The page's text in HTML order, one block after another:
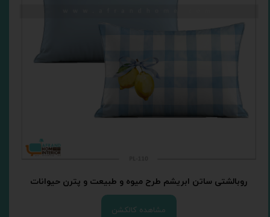
روبالشتی ساتن ابریشم طرح میوه و طبیعت و پترن حیوانات
مشاهده کالکشن